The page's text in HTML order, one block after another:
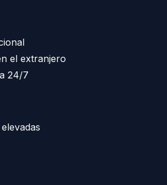
el extranjero
24/7